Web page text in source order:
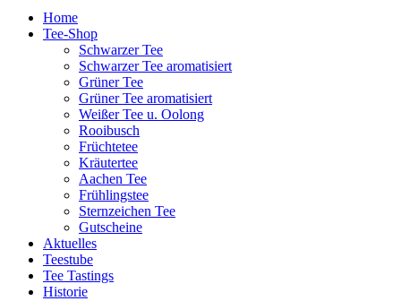
Home
Tee-Shop
Schwarzer Tee
Schwarzer Tee aromatisiert
Grüner Tee
Grüner Tee aromatisiert
Weißer Tee u. Oolong
Rooibusch
Früchtetee
Kräutertee
Aachen Tee
Frühlingstee
Sternzeichen Tee
Gutscheine
Aktuelles
Teestube
Tee Tastings
Historie